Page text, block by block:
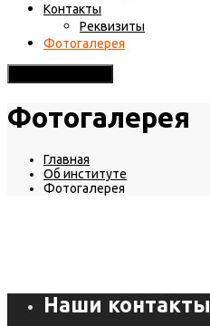
Контакты
Реквизиты
Фотогалерея
Фотогалерея
Главная
Об институте
Фотогалерея
Наши контакты